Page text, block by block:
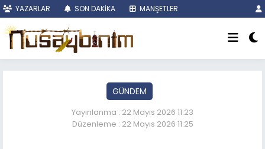
YAZARLAR SON DAKİKA MANŞETLER
GÜNDEM
Yayınlanma : 22 Mayıs 2026 11:23
Düzenleme : 22 Mayıs 2026 11:25